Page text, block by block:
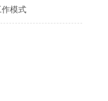
作模式